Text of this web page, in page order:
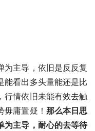
为主导，依旧是反反复
能看出多头量能还是比
行情依旧未能有效去触
庸置疑！ 那么本日思
为主导，耐心的去等待